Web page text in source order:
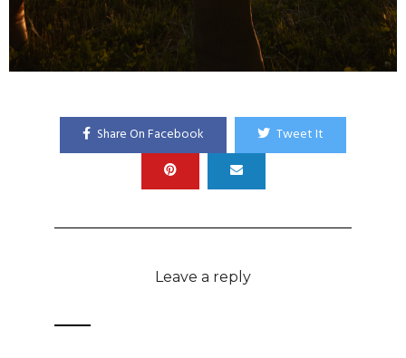
Share On Facebook Tweet It
Leave a reply